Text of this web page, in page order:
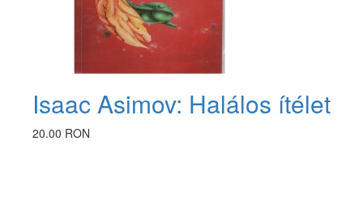
Isaac Asimov: Halálos ítélet
20.00 RON